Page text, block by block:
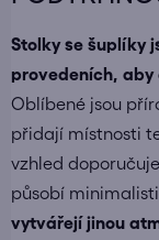
Stolky se šuplíky
provedeních, aby
Oblíbené jsou
přidají místnosti
vzhled
působí
vytvářejí jinou